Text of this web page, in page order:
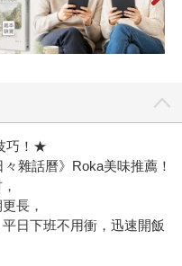
巧！★
雜話曆》Roka美味推薦！
長，
日下班不用衝，迅速開飯